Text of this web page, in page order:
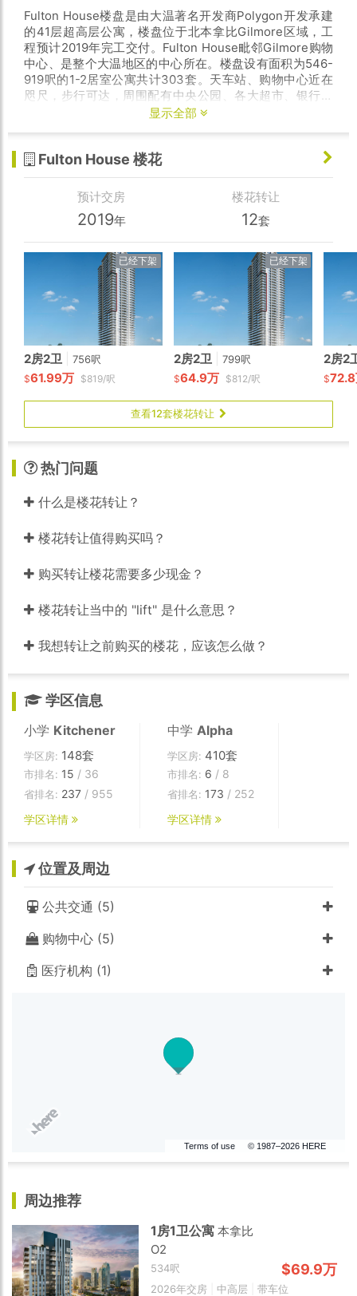
Fulton House楼盘是由大温著名开发商Polygon开发承建
的41层超高层公寓，楼盘位于北本拿比Gilmore区域，工
程预计2019年完工交付。Fulton House毗邻Gilmore购物
中心、是整个大温地区的中心所在。楼盘设有面积为546-
919呎的1-2居室公寓共计303套。天车站、购物中心近在
咫尺，步行可达，周围配有中央公园、各大超市、银行、
医疗机构及健身娱乐场所等生活配套设施，搭乘天车前往
该楼花位于高楼层2房2卫户型，正南朝向，室内面积821
呎。预计2020春夏交付，叫价$68.5万
显示全部
Fulton House 楼花
预计交房
2019年
楼花转让
12套
已经下架
2房2卫 756呎
$61.99万 $819/呎
已经下架
2房2卫 799呎
$64.9万 $812/呎
2房2
$
查看12套楼花转让
热门问题
什么是楼花转让？
楼花转让值得购买吗？
购买转让楼花需要多少现金？
楼花转让当中的 "lift" 是什么意思？
我想转让之前购买的楼花，应该怎么做？
学区信息
小学 Kitchener
学区房: 148套
市排名: 15 / 36
省排名: 237 / 955
学区详情
中学 Alpha
学区房: 410套
市排名: 6 / 8
省排名: 173 / 252
学区详情
位置及周边
公共交通 (5)
购物中心 (5)
医疗机构 (1)
Terms of use © 1987–2026 HERE
周边推荐
1房1卫公寓本拿比
O2
534呎 $69.9万
2026年交房 中高层 带车位